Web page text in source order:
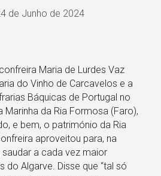
de Junho de 2024
Maria de Lurdes Vaz
do Vinho de Carcavelos e a
Báquicas de Portugal no
Marinha da Ria Formosa (Faro),
e bem, o património da Ria
aproveitou para, na
a cada vez maior
do Algarve. Disse que “tal só